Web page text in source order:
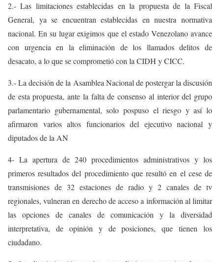
2.- Las limitaciones establecidas en la propuesta de la Fiscal
General, ya se encuentran establecidas en nuestra normativa
nacional. En su lugar exigimos que el estado Venezolano avance
con urgencia en la eliminación de los llamados delitos de
desacato, a lo que se comprometió con la CIDH y CICC.
3.- La decisión de la Asamblea Nacional de postergar la discusión
de esta propuesta, ante la falta de consenso al interior del grupo
parlamentario gubernamental, solo pospuso el riesgo y así lo
afirmaron varios altos funcionarios del ejecutivo nacional y
diputados de la AN
4- La apertura de 240 procedimientos administrativos y los
primeros resultados del procedimiento que resultó en el cese de
transmisiones de 32 estaciones de radio y 2 canales de tv
regionales, vulneran en derecho de acceso a información al limitar
las opciones de canales de comunicación y la diversidad
interpretativa, de opinión y de posiciones, que tienen los
ciudadano.